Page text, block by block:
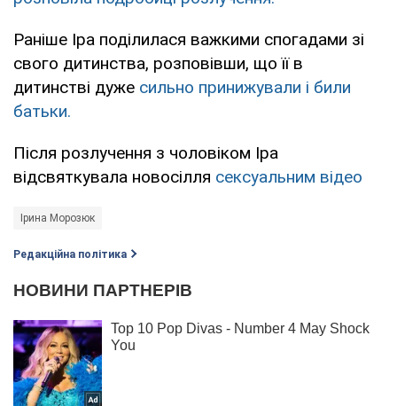
Раніше Іра поділилася важкими спогадами зі
свого дитинства, розповівши, що її в
дитинстві дуже сильно принижували і били
батьки.
Після розлучення з чоловіком Іра
вiдсвяткувала новосілля сексуальним відео
Ірина Морозюк
Редакційна політика